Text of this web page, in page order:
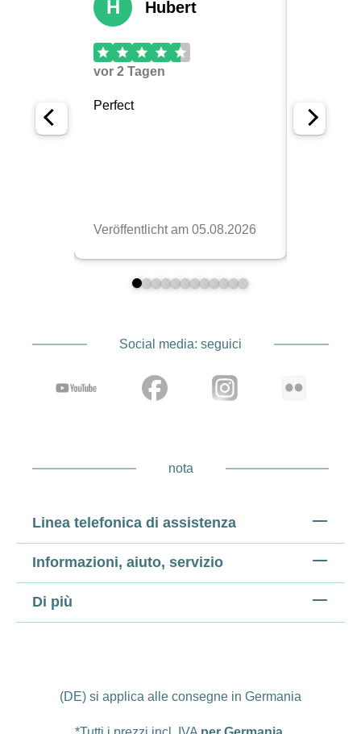
Social media: seguici
nota
Linea telefonica di assistenza
Informazioni, aiuto, servizio
Di più
(DE) si applica alle consegne in Germania